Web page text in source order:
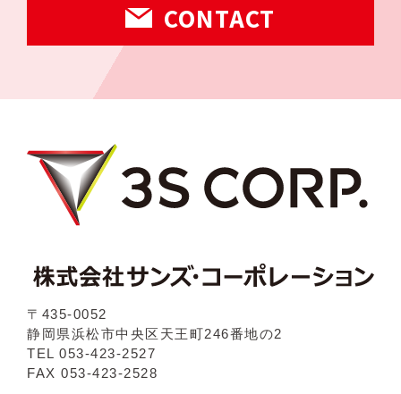
CONTACT
〒435-0052
静岡県浜松市中央区天王町246番地の2
TEL 053-423-2527
FAX 053-423-2528